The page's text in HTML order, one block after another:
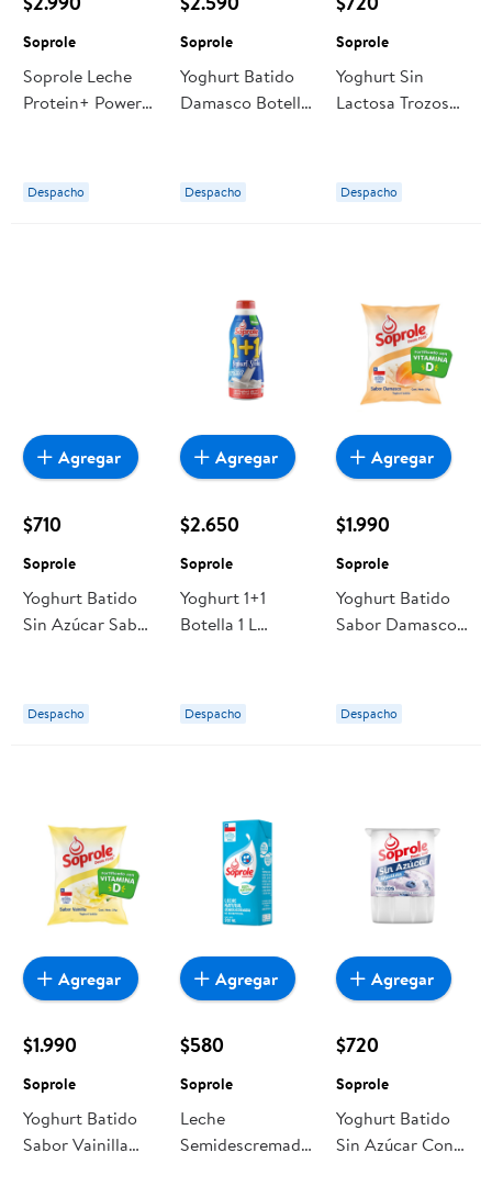
Soprole
Soprole Leche
Protein+ Power
Despacho
Soprole
Yoghurt Batido
Damasco Botella
Despacho
Soprole
Yoghurt Sin
Lactosa Trozos
Despacho
$710
Soprole
Yoghurt Batido
Sin Azúcar Sabor
Despacho
Agregar
$2.650
Soprole
Yoghurt 1+1
Botella 1 L
Despacho
Agregar
$1.990
Soprole
Yoghurt Batido
Sabor Damasco
Despacho
Agregar
$1.990
Soprole
Yoghurt Batido
Sabor Vainilla
Agregar
$580
Soprole
Leche
Semidescremada
Agregar
$720
Soprole
Yoghurt Batido
Sin Azúcar Con
Agregar